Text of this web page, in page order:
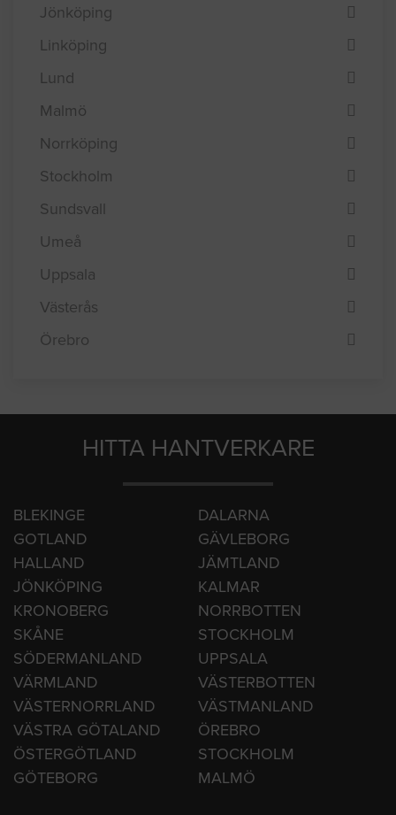
Göteborg
Helsingborg
Jönköping
Linköping
Lund
Malmö
Norrköping
Stockholm
Sundsvall
Umeå
Uppsala
Örebro
HITTA HANTVERKARE
BLEKINGE
DALARNA
GOTLAND
GÄVLEBORG
HALLAND
JÄMTLAND
JÖNKÖPING
KALMAR
KRONOBERG
NORRBOTTEN
SKÅNE
STOCKHOLM
SÖDERMANLAND
UPPSALA
VÄRMLAND
VÄSTERBOTTEN
VÄSTERNORRLAND
VÄSTMANLAND